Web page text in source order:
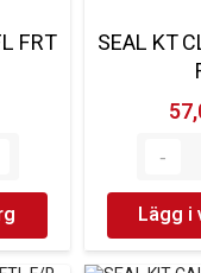
FRT
SEAL KT
Lägg i